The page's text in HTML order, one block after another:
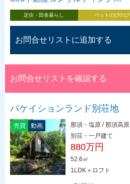
定住・田舎暮らし ペットのびのび
お問合せリストに追加する
お問合せリストを確認する
バケイションランド別荘地
売買 動画
那須・塩原 / 那須高原
別荘・一戸建て
880万円
52.6㎡
1LDK＋ロフト